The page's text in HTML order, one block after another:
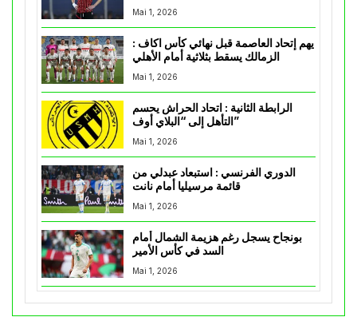
Mai 1, 2026
يهم إتحاد العاصمة قبل نهائي كأس اكاف :
Mai 1, 2026
الرابطة الثانية : اتحاد الحراش يحسم
التأهل إلى “البلاي أوف”
Mai 1, 2026
الدوري الفرنسي : استبعاد عبدلي من
قائمة مرسيليا أمام نانت
Mai 1, 2026
بونجاح يسجل رغم هزيمة الشمال أمام
السد في كأس الأمير
Mai 1, 2026